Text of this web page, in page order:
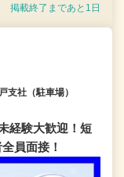
掲載終了まであと1日
社（駐車場）
経験大歓迎！短
員面接！